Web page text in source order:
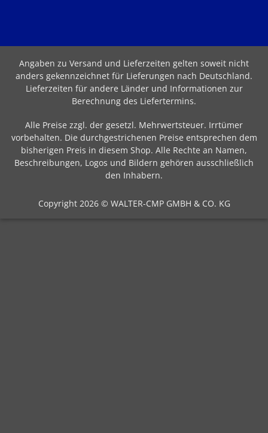
Angaben zu Versand und Lieferzeiten gelten soweit nicht
anders gekennzeichnet für Lieferungen nach Deutschland.
Lieferzeiten für andere Länder und Informationen zur
Berechnung des Liefertermins.
Alle Preise zzgl. der gesetzl. Mehrwertsteuer. Irrtümer
vorbehalten. Die durchgestrichenen Preise entsprechen dem
bisherigen Preis in diesem Shop. Alle Rechte an Namen,
Beschreibungen, Logos und Bildern gehören ausschließlich
den Inhabern.
Copyright 2026 © WALTER-CMP GMBH & CO. KG